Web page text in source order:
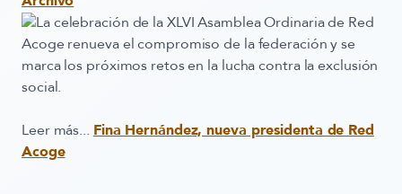
La celebración de la XLVI Asamblea Ordinaria de Red
Acoge renueva el compromiso de la federación y se
marca los próximos retos en la lucha contra la exclusión
social.
Leer más... Fina Hernández, nueva presidenta de Red
Acoge